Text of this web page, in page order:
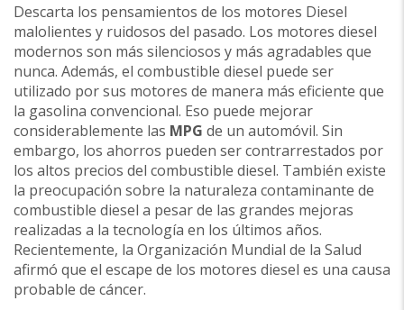
Descarta los pensamientos de los motores Diesel
malolientes y ruidosos del pasado. Los motores diesel
modernos son más silenciosos y más agradables que
nunca. Además, el combustible diesel puede ser
utilizado por sus motores de manera más eficiente que
la gasolina convencional. Eso puede mejorar
considerablemente las MPG de un automóvil. Sin
embargo, los ahorros pueden ser contrarrestados por
los altos precios del combustible diesel. También existe
la preocupación sobre la naturaleza contaminante de
combustible diesel a pesar de las grandes mejoras
realizadas a la tecnología en los últimos años.
Recientemente, la Organización Mundial de la Salud
afirmó que el escape de los motores diesel es una causa
probable de cáncer.